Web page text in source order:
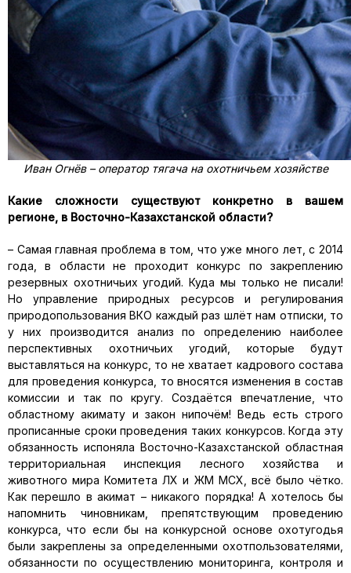
Иван Огнёв – оператор тягача на охотничьем хозяйстве
Какие сложности существуют конкретно в вашем
регионе, в Восточно-Казахстанской области?
– Самая главная проблема в том, что уже много лет, с 2014
года, в области не проходит конкурс по закреплению
резервных охотничьих угодий. Куда мы только не писали!
Но управление природных ресурсов и регулирования
природопользования ВКО каждый раз шлёт нам отписки, то
у них производится анализ по определению наиболее
перспективных охотничьих угодий, которые будут
выставляться на конкурс, то не хватает кадрового состава
для проведения конкурса, то вносятся изменения в состав
комиссии и так по кругу. Создаётся впечатление, что
областному акимату и закон нипочём! Ведь есть строго
прописанные сроки проведения таких конкурсов. Когда эту
обязанность испоняла Восточно-Казахстанской областная
территориальная инспекция лесного хозяйства и
животного мира Комитета ЛХ и ЖМ МСХ, всё было чётко.
Как перешло в акимат – никакого порядка! А хотелось бы
напомнить чиновникам, препятствующим проведению
конкурса, что если бы на конкурсной основе охотугодья
были закреплены за определенными охотпользователями,
обязанности по осуществлению мониторинга, контроля и